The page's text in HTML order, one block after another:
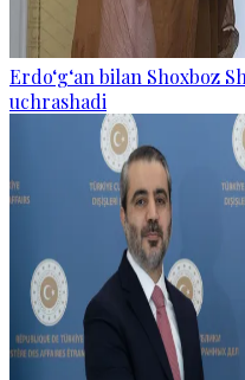
Erdo‘g‘an bilan Shoxboz
uchrashadi